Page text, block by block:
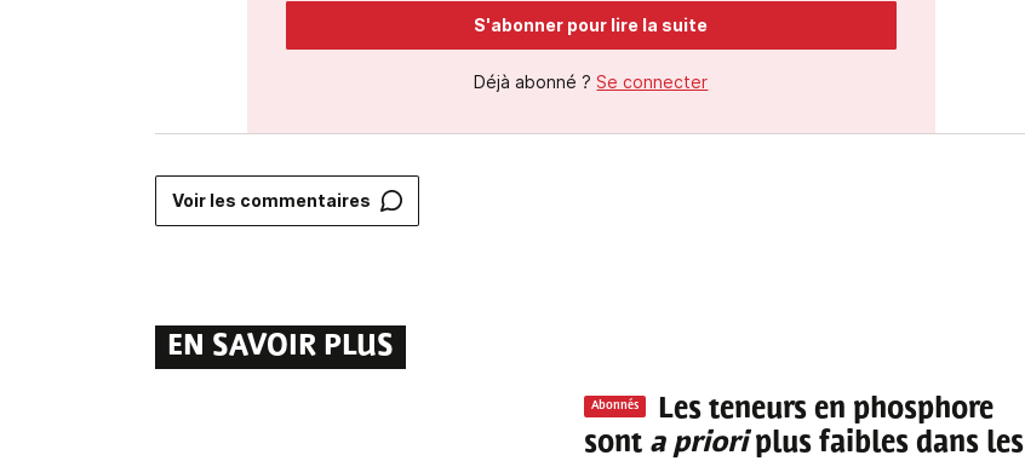
S'abonner pour lire la suite
Déjà abonné ? Se connecter
Voir les commentaires
EN SAVOIR PLUS
Abonnés
Les teneurs en phosphore
sonta prioriplus faibles dans les